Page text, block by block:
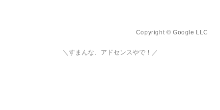
Copyright © Google LLC
＼すまんな、アドセンスやで！／